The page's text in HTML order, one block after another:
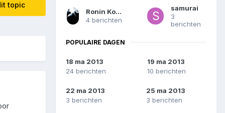
topic
Ronin Kogaratsu
4 berichten
samurai
3
berichten
POPULAIRE DAGEN
18 ma 2013
24 berichten
19 ma 2013
10 berichten
22 ma 2013
3 berichten
25 ma 2013
3 berichten